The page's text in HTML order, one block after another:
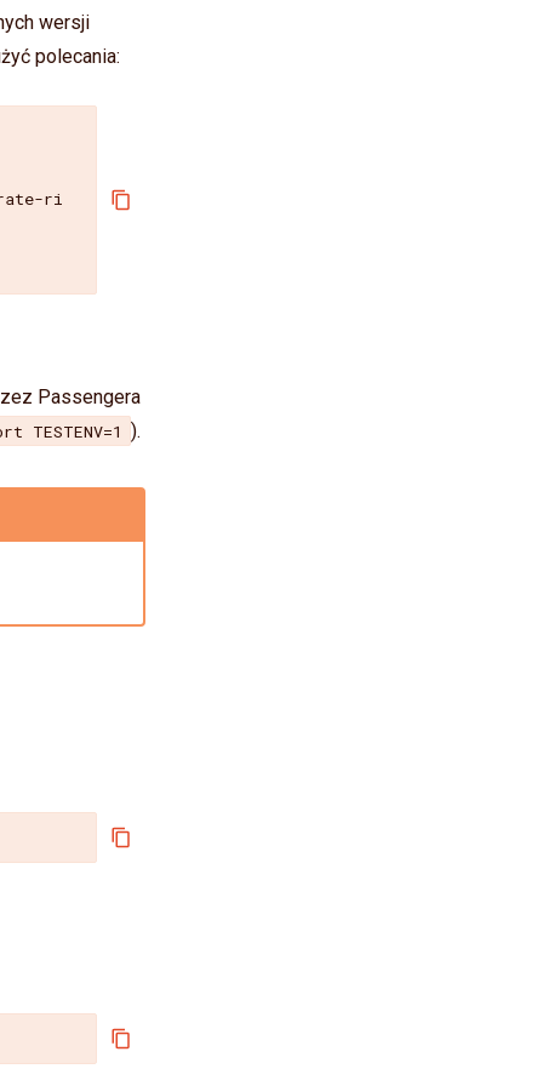
wersji
polecania:
ri
Passengera
TESTENV=1 ).